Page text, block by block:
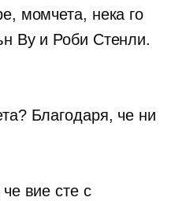
момчета, нека го
Ву и Роби Стенли.
Благодаря, че ни
вие ​​сте с